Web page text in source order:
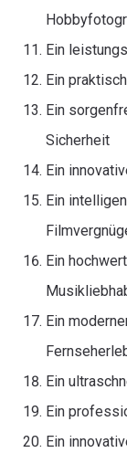
Ein
Ein
Ein
Sicherheit
Ein
Ein
Ein
Ein
Ein
Ein
Ein